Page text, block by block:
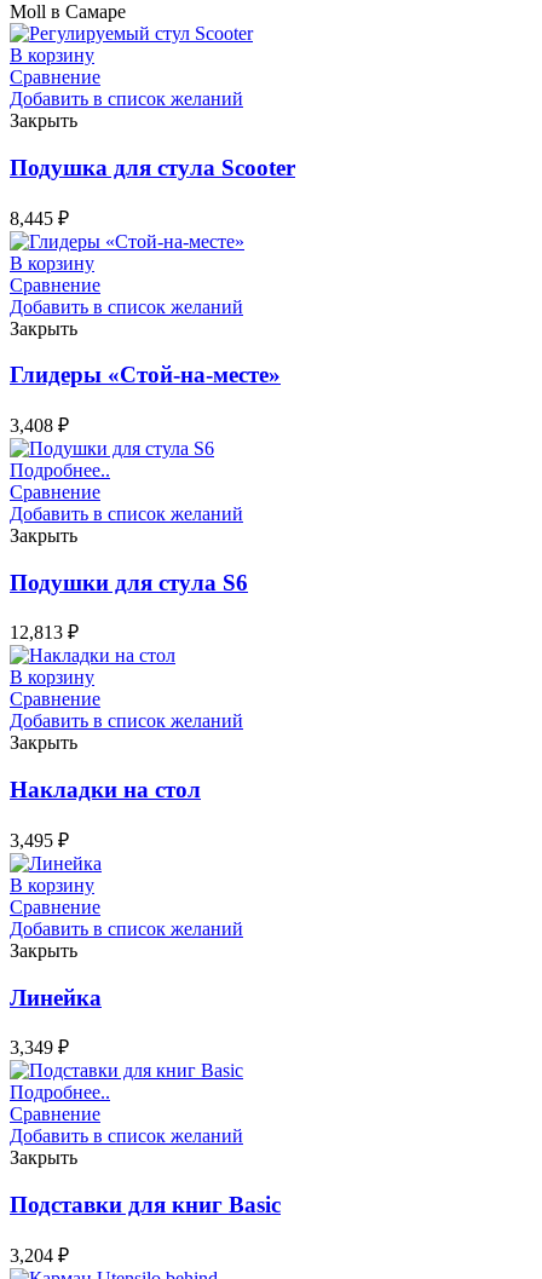
Moll в Самаре
В корзину
Сравнение
Добавить в список желаний
Закрыть
Подушка для стула Scooter
8,445 ₽
В корзину
Сравнение
Добавить в список желаний
Закрыть
Глидеры «Стой-на-месте»
3,408 ₽
Подробнее..
Сравнение
Добавить в список желаний
Закрыть
Подушки для стула S6
12,813 ₽
В корзину
Сравнение
Добавить в список желаний
Закрыть
Накладки на стол
3,495 ₽
В корзину
Сравнение
Добавить в список желаний
Закрыть
Линейка
3,349 ₽
Подробнее..
Сравнение
Добавить в список желаний
Закрыть
Подставки для книг Basic
3,204 ₽